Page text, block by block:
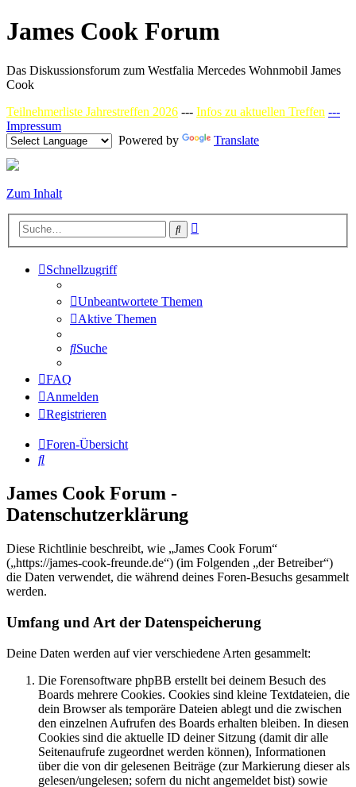
James Cook Forum
Das Diskussionsforum zum Westfalia Mercedes Wohnmobil James
Cook
Teilnehmerliste Jahrestreffen 2026 --- Infos zu aktuellen Treffen ---
Impressum
Powered by
Translate
Zum Inhalt
Suche
Schnellzugriff
Unbeantwortete Themen
Aktive Themen
Suche
FAQ
Anmelden
Registrieren
Foren-Übersicht
Suche
James Cook Forum -
Datenschutzerklärung
Diese Richtlinie beschreibt, wie „James Cook Forum“
(„https://james-cook-freunde.de“) (im Folgenden „der Betreiber“)
die Daten verwendet, die während deines Foren-Besuchs gesammelt
werden.
Umfang und Art der Datenspeicherung
Deine Daten werden auf vier verschiedene Arten gesammelt:
Die Forensoftware phpBB erstellt bei deinem Besuch des
Boards mehrere Cookies. Cookies sind kleine Textdateien, die
dein Browser als temporäre Dateien ablegt und die zwischen
den einzelnen Aufrufen des Boards erhalten bleiben. In diesen
Cookies sind die aktuelle ID deiner Sitzung (damit dir alle
Seitenaufrufe zugeordnet werden können), Informationen
über die von dir gelesenen Beiträge (zur Markierung dieser als
gelesen/ungelesen; sofern du nicht angemeldet bist) sowie